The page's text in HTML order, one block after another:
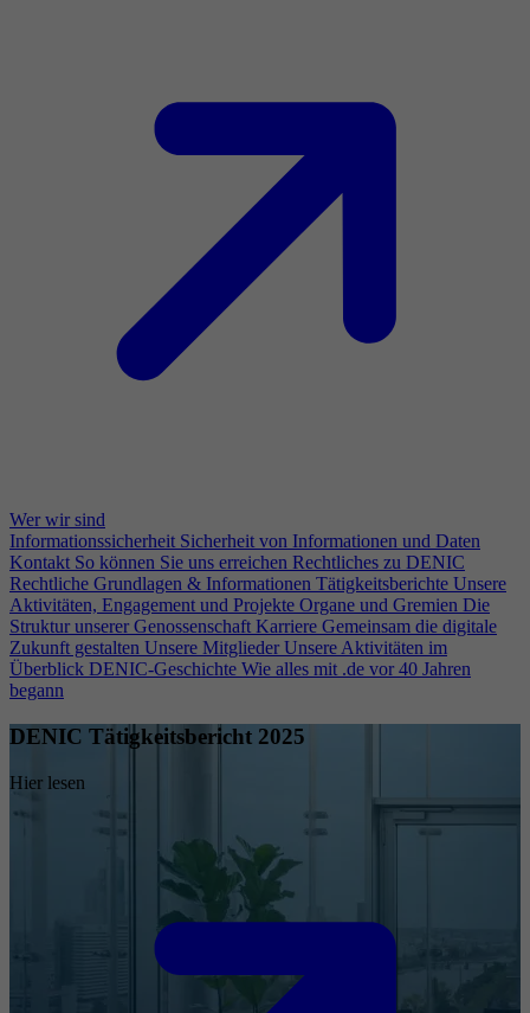
Wer wir sind
Informationssicherheit Sicherheit von Informationen und Daten
Kontakt So können Sie uns erreichen Rechtliches zu DENIC
Rechtliche Grundlagen & Informationen Tätigkeitsberichte Unsere
Aktivitäten, Engagement und Projekte Organe und Gremien Die
Struktur unserer Genossenschaft Karriere Gemeinsam die digitale
Zukunft gestalten Unsere Mitglieder Unsere Aktivitäten im
Überblick DENIC-Geschichte Wie alles mit .de vor 40 Jahren
begann
DENIC Tätigkeitsbericht 2025
Hier lesen